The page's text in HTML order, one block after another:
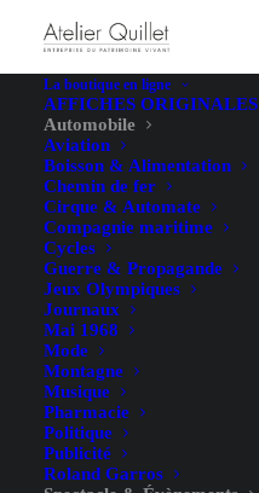
La boutique en ligne
AFFICHES ORIGINALES
Automobile
Aviation
Boisson & Alimentation
Chemin de fer
Cirque & Automate
Compagnie maritime
Cycles
Guerre & Propagande
Jeux Olympiques
Journaux
Mai 1968
Mode
Montagne
Musique
Pharmacie
Politique
Publicité
Roland Garros